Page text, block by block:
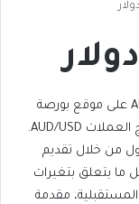
في قسم أخبار زوج دولار استرالي / دولار AUD USD على موقع بورصة
توك، نقدم لكم تحليلات دقيقة ومحدثة لحركة زوج العملات AUD/USD.
من خلال تقديم
ما يتعلق بتغيرات
المستقبلية، مقدمة